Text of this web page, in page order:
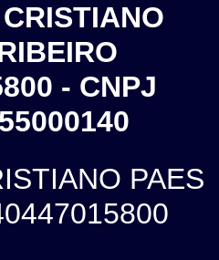
- CNPJ
PAES